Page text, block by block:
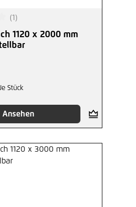
Bewertung von 4 von 5
(1)
1120 x 2000 mm
Stück
Ansehen